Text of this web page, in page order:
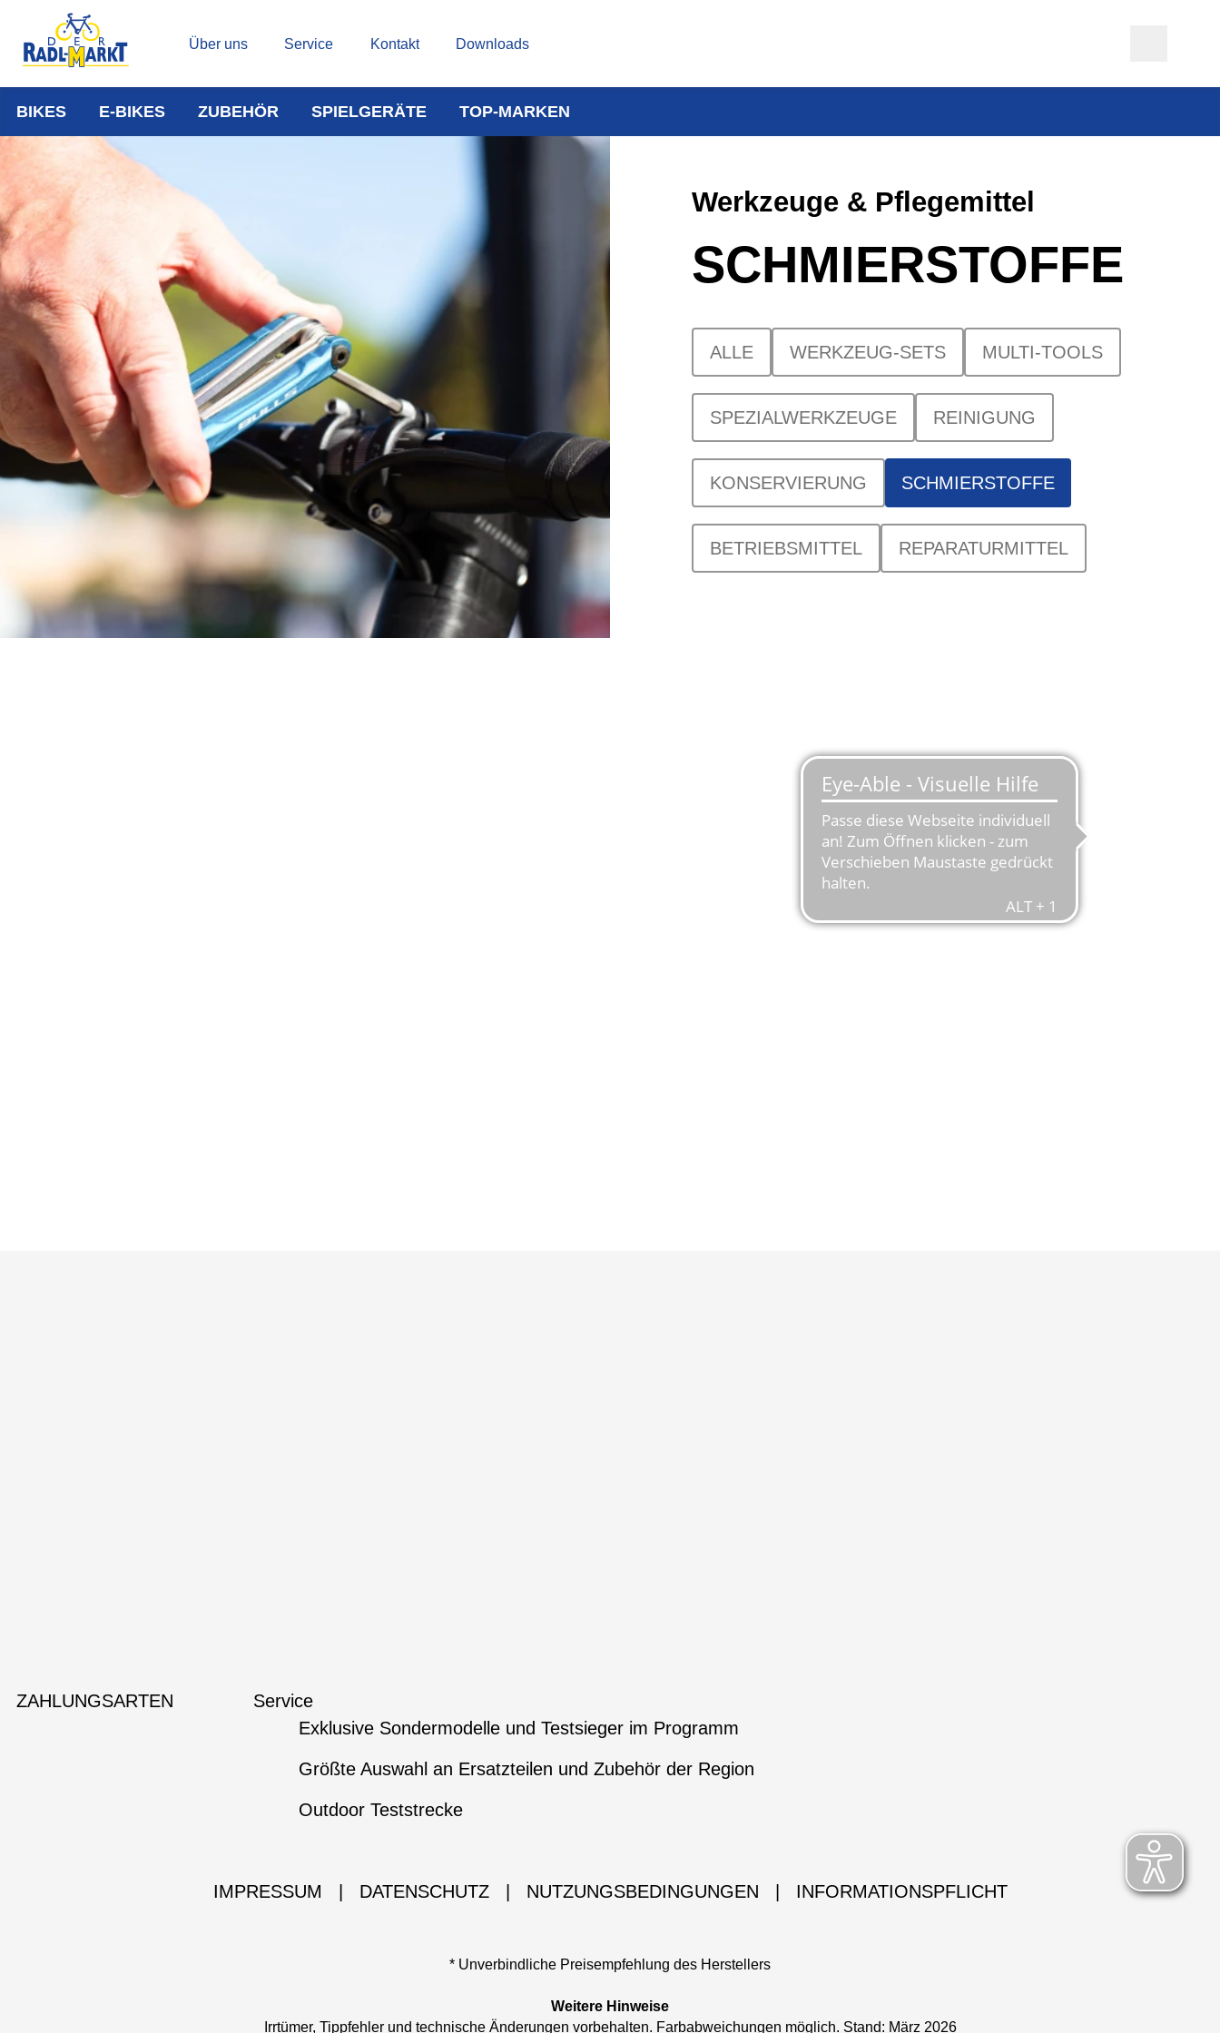
Über uns Service Kontakt Downloads
BIKES E-BIKES ZUBEHÖR SPIELGERÄTE TOP-MARKEN
Werkzeuge & Pflegemittel
SCHMIERSTOFFE
ALLE WERKZEUG-SETS MULTI-TOOLS
SPEZIALWERKZEUGE REINIGUNG
KONSERVIERUNG SCHMIERSTOFFE
BETRIEBSMITTEL REPARATURMITTEL
ZAHLUNGSARTEN
Service
Exklusive Sondermodelle und Testsieger im Programm
Größte Auswahl an Ersatzteilen und Zubehör der Region
Outdoor Teststrecke
IMPRESSUM DATENSCHUTZ NUTZUNGSBEDINGUNGEN INFORMATIONSPFLICHT
* Unverbindliche Preisempfehlung des Herstellers
Weitere Hinweise
Irrtümer, Tippfehler und technische Änderungen vorbehalten. Farbabweichungen möglich. Stand: März 2026